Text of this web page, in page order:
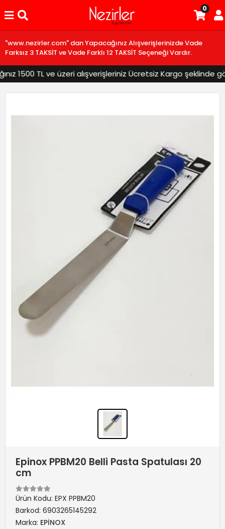
"www.nezirler.com" dan Yapacağınız Alışverişlerinizde Vade
Farksız 3 TAKSİT ve Vade Farklı 12 TAKSİT Seçeneği Vardır.
1500 TL ve üzeri alışverişleriniz Ücretsiz Kargo şeklinde
0
Epinox PPBM20 Belli Pasta Spatulası 20
cm
Ürün Kodu: EPX PPBM20
Barkod: 6903265145292
Marka: EPİNOX